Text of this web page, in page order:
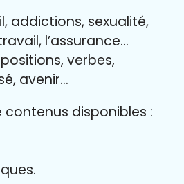
addictions, sexualité,
l’assurance…
verbes,
avenir…
contenus disponibles :